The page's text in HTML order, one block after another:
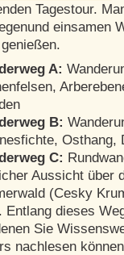
Tagestour.
einsamen
A:
B:
Osthang,
C:
Aussicht über
(Cesky
Entlang dieses
Sie
nachlesen